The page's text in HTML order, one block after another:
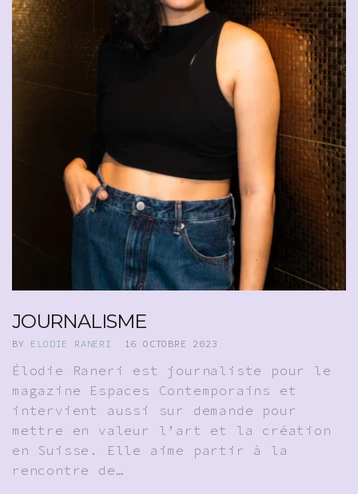
JOURNALISME
BY ELODIE RANERI 16 OCTOBRE 2023
Élodie Raneri est journaliste pour le
magazine Espaces Contemporains et
intervient aussi sur demande pour
mettre en valeur l’art et la création
en Suisse. Elle aime partir à la
rencontre de…